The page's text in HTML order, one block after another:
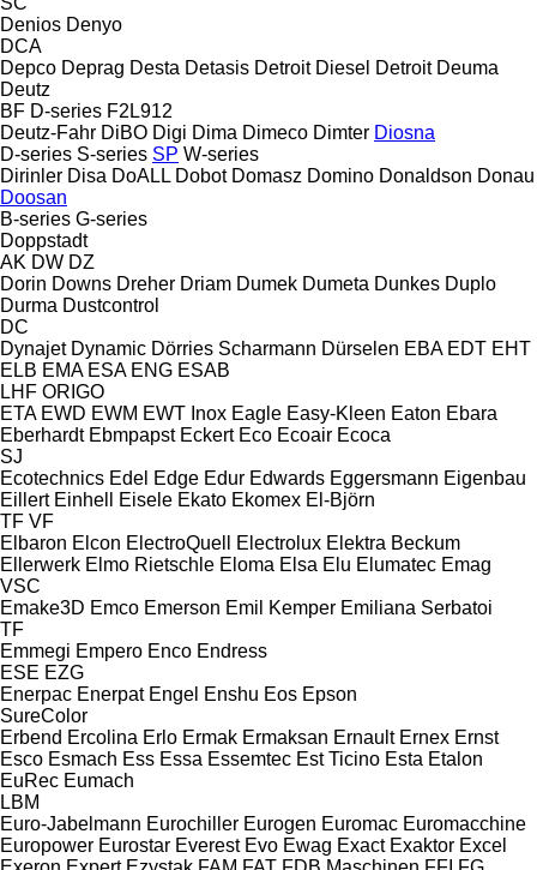
Denios Denyo
DCA
Depco Deprag Desta Detasis Detroit Diesel Detroit Deuma
Deutz
BF D-series F2L912
Deutz-Fahr DiBO Digi Dima Dimeco Dimter Diosna
D-series S-series SP W-series
Dirinler Disa DoALL Dobot Domasz Domino Donaldson Donau
Doosan
B-series G-series
Doppstadt
AK DW DZ
Dorin Downs Dreher Driam Dumek Dumeta Dunkes Duplo
Durma Dustcontrol
DC
Dynajet Dynamic Dörries Scharmann Dürselen EBA EDT EHT
ELB EMA ESA ENG ESAB
LHF ORIGO
ETA EWD EWM EWT Inox Eagle Easy-Kleen Eaton Ebara
Eberhardt Ebmpapst Eckert Eco Ecoair Ecoca
SJ
Ecotechnics Edel Edge Edur Edwards Eggersmann Eigenbau
Eillert Einhell Eisele Ekato Ekomex El-Björn
TF VF
Elbaron Elcon ElectroQuell Electrolux Elektra Beckum
Ellerwerk Elmo Rietschle Eloma Elsa Elu Elumatec Emag
VSC
Emake3D Emco Emerson Emil Kemper Emiliana Serbatoi
TF
Emmegi Empero Enco Endress
ESE EZG
Enerpac Enerpat Engel Enshu Eos Epson
SureColor
Erbend Ercolina Erlo Ermak Ermaksan Ernault Ernex Ernst
Esco Esmach Ess Essa Essemtec Est Ticino Esta Etalon
EuRec Eumach
LBM
Euro-Jabelmann Eurochiller Eurogen Euromac Euromacchine
Europower Eurostar Everest Evo Ewag Exact Exaktor Excel